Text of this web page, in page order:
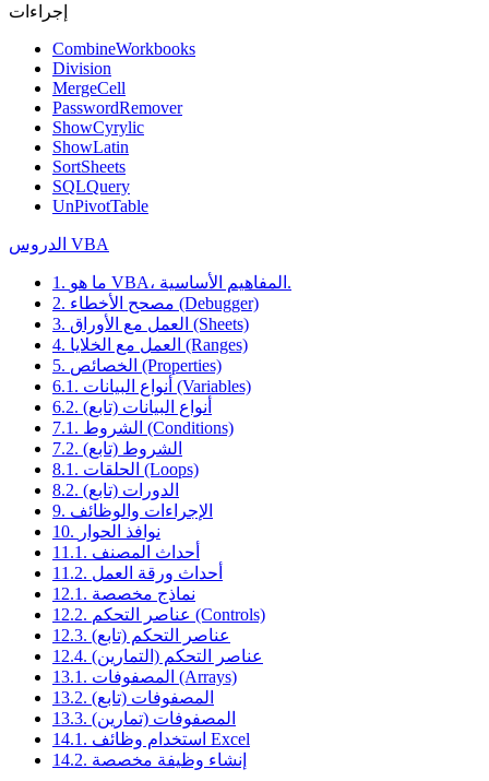
إجراءات
CombineWorkbooks
Division
MergeCell
PasswordRemover
ShowCyrylic
ShowLatin
SortSheets
SQLQuery
UnPivotTable
الدروس VBA
1. ما هو VBA، المفاهيم الأساسية.
2. مصحح الأخطاء (Debugger)
3. العمل مع الأوراق (Sheets)
4. العمل مع الخلايا (Ranges)
5. الخصائص (Properties)
6.1. أنواع البيانات (Variables)
6.2. أنواع البيانات (تابع)
7.1. الشروط (Conditions)
7.2. الشروط (تابع)
8.1. الحلقات (Loops)
8.2. الدورات (تابع)
9. الإجراءات والوظائف
10. نوافذ الحوار
11.1. أحداث المصنف
11.2. أحداث ورقة العمل
12.1. نماذج مخصصة
12.2. عناصر التحكم (Controls)
12.3. عناصر التحكم (تابع)
12.4. عناصر التحكم (التمارين)
13.1. المصفوفات (Arrays)
13.2. المصفوفات (تابع)
13.3. المصفوفات (تمارين)
14.1. استخدام وظائف Excel
14.2. إنشاء وظيفة مخصصة